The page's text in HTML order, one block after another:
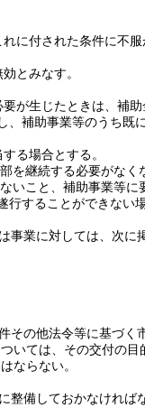
に付された条件に不服
とみなす。
が生じたときは、補
、補助事業等のうち既
る場合とする。
を継続する必要がなく
いこと、補助事業等
行することができない
業に対しては、次に
その他法令等に基づく
いては、その交付の
ならない。
備しておかなければ